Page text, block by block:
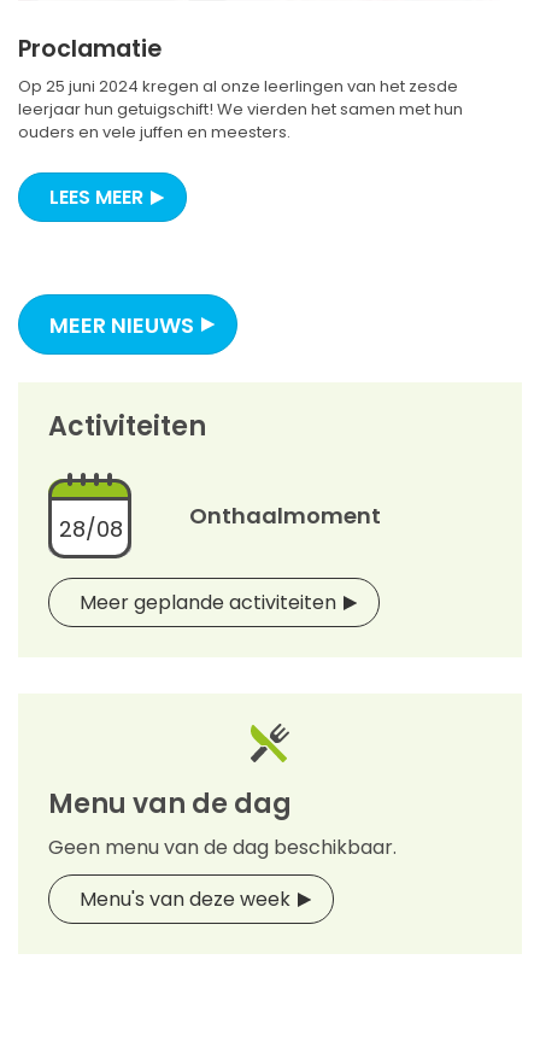
Proclamatie
Op 25 juni 2024 kregen al onze leerlingen van het zesde
leerjaar hun getuigschift! We vierden het samen met hun
ouders en vele juffen en meesters.
LEES MEER
MEER NIEUWS
Activiteiten
28/08 Onthaalmoment
Meer geplande activiteiten
Menu van de dag
Geen menu van de dag beschikbaar.
Menu's van deze week